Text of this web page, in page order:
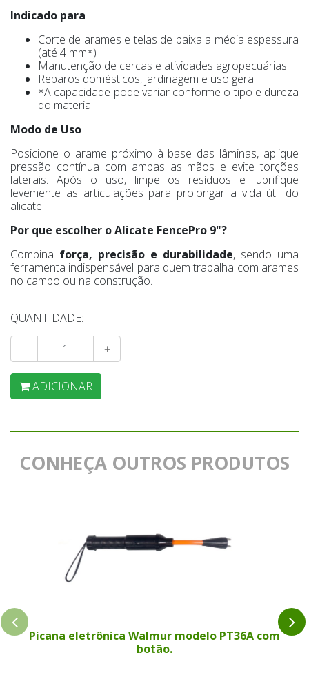
Indicado para
Corte de arames e telas de baixa a média espessura
(até 4 mm*)
Manutenção de cercas e atividades agropecuárias
Reparos domésticos, jardinagem e uso geral
*A capacidade pode variar conforme o tipo e dureza
do material.
Modo de Uso
Posicione o arame próximo à base das lâminas, aplique
pressão contínua com ambas as mãos e evite torções
laterais. Após o uso, limpe os resíduos e lubrifique
levemente as articulações para prolongar a vida útil do
alicate.
Por que escolher o Alicate FencePro 9"?
Combina força, precisão e durabilidade, sendo uma
ferramenta indispensável para quem trabalha com arames
no campo ou na construção.
QUANTIDADE:
- +
ADICIONAR
CONHEÇA OUTROS PRODUTOS
Picana eletrônica Walmur modelo PT36A com
botão.